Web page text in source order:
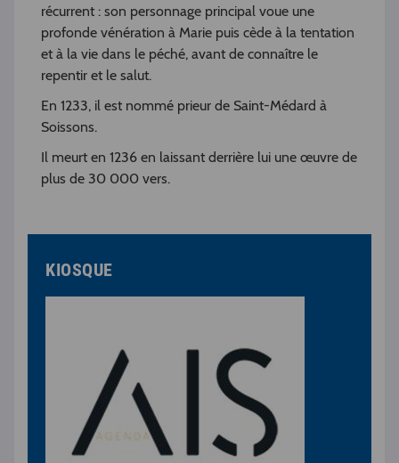
récurrent : son personnage principal voue une
profonde vénération à Marie puis cède à la tentation
et à la vie dans le péché, avant de connaître le
repentir et le salut.
En 1233, il est nommé prieur de Saint-Médard à
Soissons.
Il meurt en 1236 en laissant derrière lui une œuvre de
plus de 30 000 vers.
KIOSQUE